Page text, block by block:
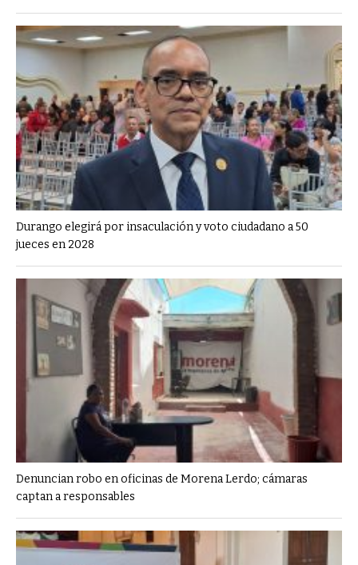
Durango elegirá por insaculación y voto ciudadano a 50
jueces en 2028
Denuncian robo en oficinas de Morena Lerdo; cámaras
captan a responsables